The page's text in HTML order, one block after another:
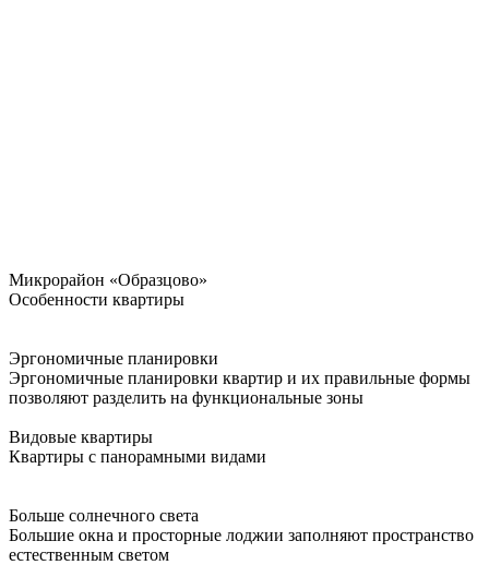
Микрорайон «Образцово»
Особенности квартиры
Эргономичные планировки
Эргономичные планировки квартир и их правильные формы
позволяют разделить на функциональные зоны
Видовые квартиры
Квартиры с панорамными видами
Больше солнечного света
Большие окна и просторные лоджии заполняют пространство
естественным светом